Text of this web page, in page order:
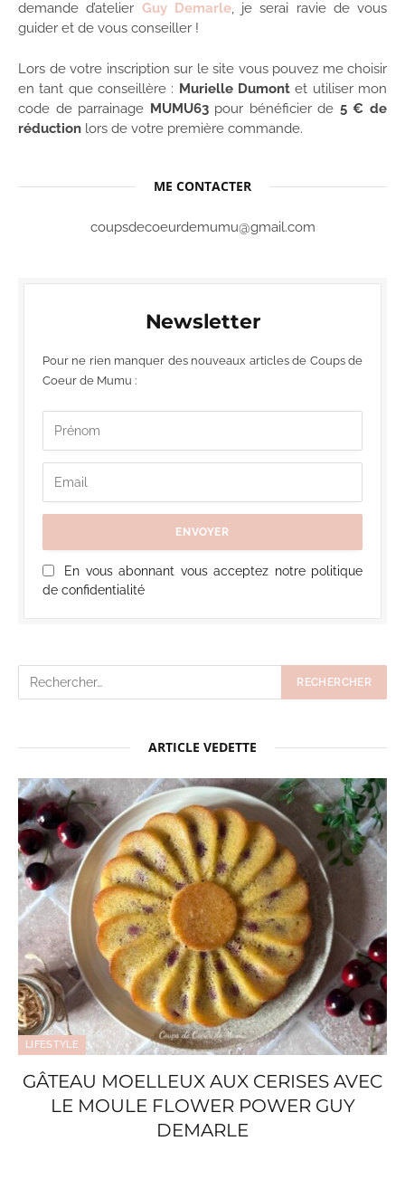
demande d’atelier Guy Demarle, je serai ravie de vous
guider et de vous conseiller !
Lors de votre inscription sur le site vous pouvez me choisir
en tant que conseillère : Murielle Dumont et utiliser mon
code de parrainage MUMU63pour bénéficier de 5 € de
réduction lors de votre première commande.
ME CONTACTER
coupsdecoeurdemumu@gmail.com
Newsletter
Pour ne rien manquer des nouveaux articles de Coups de
Coeur de Mumu :
En vous abonnant vous acceptez notre politique
de confidentialité
ARTICLE VEDETTE
LIFESTYLE
GÂTEAU MOELLEUX AUX CERISES AVEC
LE MOULE FLOWER POWER GUY
DEMARLE